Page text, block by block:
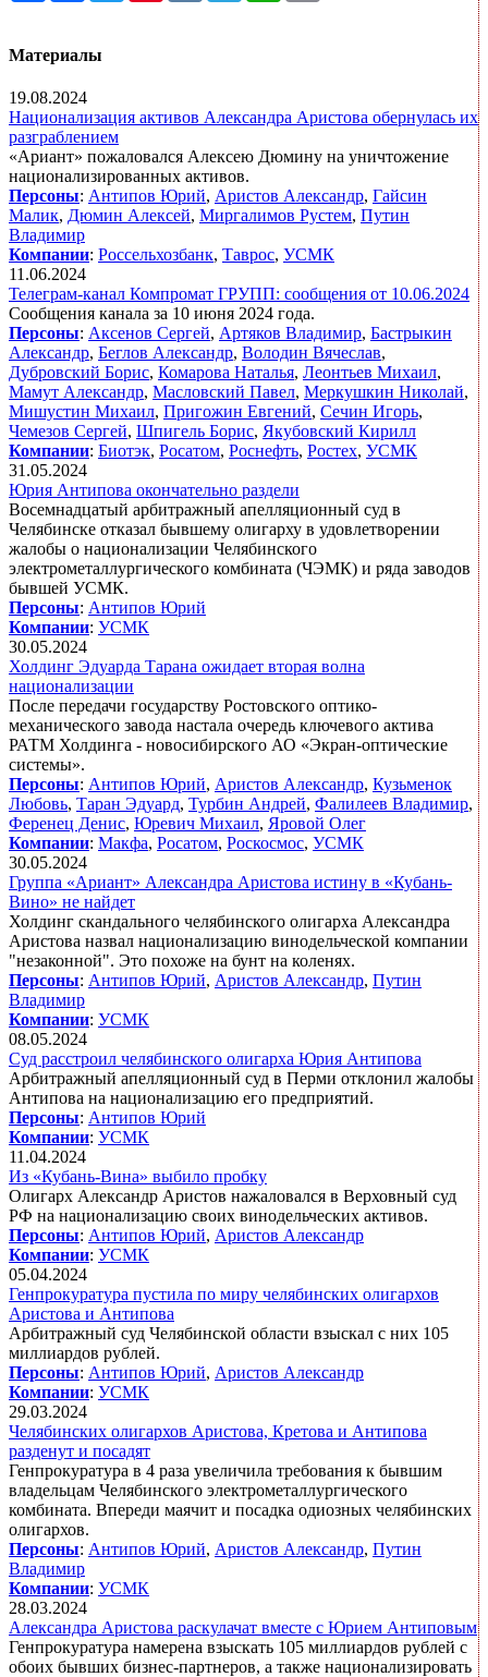
Материалы
19.08.2024
Национализация активов Александра Аристова обернулась их
разграблением
«Ариант» пожаловался Алексею Дюмину на уничтожение
национализированных активов.
Персоны: Антипов Юрий, Аристов Александр, Гайсин
Малик, Дюмин Алексей, Миргалимов Рустем, Путин
Владимир
Компании: Россельхозбанк, Таврос, УСМК
11.06.2024
Телеграм-канал Компромат ГРУПП: сообщения от 10.06.2024
Сообщения канала за 10 июня 2024 года.
Персоны: Аксенов Сергей, Артяков Владимир, Бастрыкин
Александр, Беглов Александр, Володин Вячеслав,
Дубровский Борис, Комарова Наталья, Леонтьев Михаил,
Мамут Александр, Масловский Павел, Меркушкин Николай,
Мишустин Михаил, Пригожин Евгений, Сечин Игорь,
Чемезов Сергей, Шпигель Борис, Якубовский Кирилл
Компании: Биотэк, Росатом, Роснефть, Ростех, УСМК
31.05.2024
Юрия Антипова окончательно раздели
Восемнадцатый арбитражный апелляционный суд в
Челябинске отказал бывшему олигарху в удовлетворении
жалобы о национализации Челябинского
электрометаллургического комбината (ЧЭМК) и ряда заводов
бывшей УСМК.
Персоны: Антипов Юрий
Компании: УСМК
30.05.2024
Холдинг Эдуарда Тарана ожидает вторая волна
национализации
После передачи государству Ростовского оптико-
механического завода настала очередь ключевого актива
РАТМ Холдинга - новосибирского АО «Экран-оптические
системы».
Персоны: Антипов Юрий, Аристов Александр, Кузьменок
Любовь, Таран Эдуард, Турбин Андрей, Фалилеев Владимир,
Ференец Денис, Юревич Михаил, Яровой Олег
Компании: Макфа, Росатом, Роскосмос, УСМК
30.05.2024
Группа «Ариант» Александра Аристова истину в «Кубань-
Вино» не найдет
Холдинг скандального челябинского олигарха Александра
Аристова назвал национализацию винодельческой компании
"незаконной". Это похоже на бунт на коленях.
Персоны: Антипов Юрий, Аристов Александр, Путин
Владимир
Компании: УСМК
08.05.2024
Суд расстроил челябинского олигарха Юрия Антипова
Арбитражный апелляционный суд в Перми отклонил жалобы
Антипова на национализацию его предприятий.
Персоны: Антипов Юрий
Компании: УСМК
11.04.2024
Из «Кубань-Вина» выбило пробку
Олигарх Александр Аристов нажаловался в Верховный суд
РФ на национализацию своих винодельческих активов.
Персоны: Антипов Юрий, Аристов Александр
Компании: УСМК
05.04.2024
Генпрокуратура пустила по миру челябинских олигархов
Аристова и Антипова
Арбитражный суд Челябинской области взыскал с них 105
миллиардов рублей.
Персоны: Антипов Юрий, Аристов Александр
Компании: УСМК
29.03.2024
Челябинских олигархов Аристова, Кретова и Антипова
разденут и посадят
Генпрокуратура в 4 раза увеличила требования к бывшим
владельцам Челябинского электрометаллургического
комбината. Впереди маячит и посадка одиозных челябинских
олигархов.
Персоны: Антипов Юрий, Аристов Александр, Путин
Владимир
Компании: УСМК
28.03.2024
Александра Аристова раскулачат вместе с Юрием Антиповым
Генпрокуратура намерена взыскать 105 миллиардов рублей с
обоих бывших бизнес-партнеров, а также национализировать